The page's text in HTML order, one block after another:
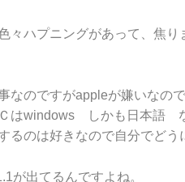
々ハプニングがあって、焦
なのですがappleが嫌いなの
はwindows しかも日本語
るのは好きなので自分でどう
が出てるんですよね。